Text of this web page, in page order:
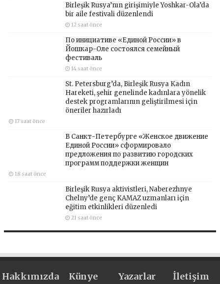
Birleşik Rusya’nın girişimiyle Yoshkar-Ola’da
bir aile festivali düzenlendi
12 saat önce
По инициативе «Единой России» в
Йошкар-Оле состоялся семейный
фестиваль
14 saat önce
St. Petersburg’da, Birleşik Rusya Kadın
Hareketi, şehir genelinde kadınlara yönelik
destek programlarının geliştirilmesi için
öneriler hazırladı
17 saat önce
В Санкт-Петербурге «Женское движение
Единой России» сформировало
предложения по развитию городских
программ поддержки женщин
18 saat önce
Birleşik Rusya aktivistleri, Naberezhnye
Chelny’de genç KAMAZ uzmanları için
eğitim etkinlikleri düzenledi
21 saat önce
Hakkımızda Künye Yazarlar İletişim